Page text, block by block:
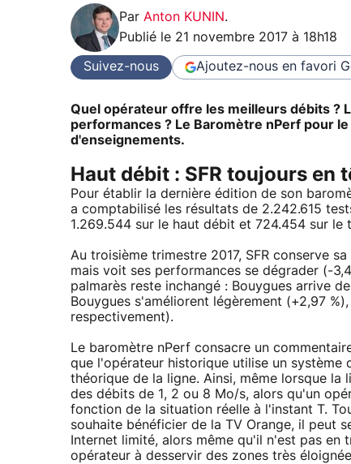
Par Anton KUNIN.
Publié le 21 novembre 2017 à 18h18
Suivez-nous Ajoutez-nous en favori
Quel opérateur offre les meilleurs débits ?
performances ? Le Baromètre nPerf pour
d'enseignements.
Haut débit : SFR toujours en
Pour établir la dernière édition de son
a comptabilisé les résultats de 2.242.615
1.269.544 sur le haut débit et 724.454 sur le
Au troisième trimestre 2017, SFR conserve
mais voit ses performances se dégrader (-
palmarès reste inchangé : Bouygues arrive
Bouygues s'améliorent légèrement (+2,97
respectivement).
Le baromètre nPerf consacre un
que l'opérateur historique utilise un système
théorique de la ligne. Ainsi, même lorsque
des débits de 1, 2 ou 8 Mo/s, alors qu'un
fonction de la situation réelle à l'instant T.
souhaite bénéficier de la TV Orange, il peut
Internet limité, alors même qu'il n'est pas en
opérateur à desservir des zones très